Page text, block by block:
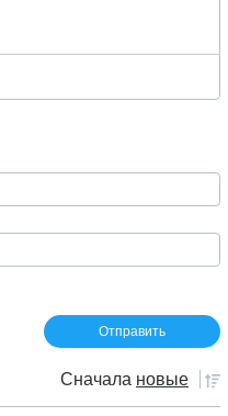
Сначала новые